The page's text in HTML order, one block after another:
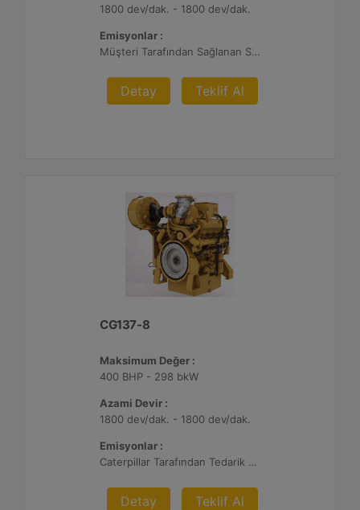
1800 dev/dak. - 1800 dev/dak.
Emisyonlar :
Müşteri Tarafından Sağlanan SCR Atık Arıtma ile NSPS Saha Uyumluluğuna Sahiptir
Detay Teklif Al
CG137-8
Maksimum Değer :
400 BHP - 298 bkW
Azami Devir :
1800 dev/dak. - 1800 dev/dak.
Emisyonlar :
Caterpillar Tarafından Tedarik Edilen veya Müşteri Tarafından Sağlanan Atık Arıtma ile NSPS Saha Uyumluluğuna Sahiptir, %0,5 O2 Ayar Noktası
Detay Teklif Al